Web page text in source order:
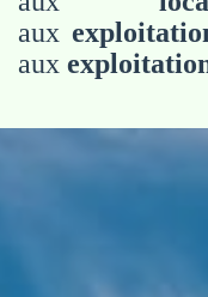
aux
aux